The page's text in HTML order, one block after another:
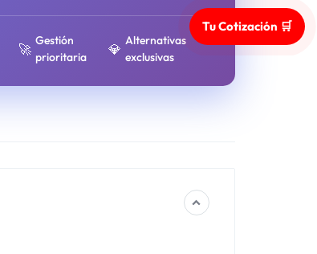
🚀
Gestión
prioritaria
💎
Alternativas
exclusivas
Tu Cotización 🛒